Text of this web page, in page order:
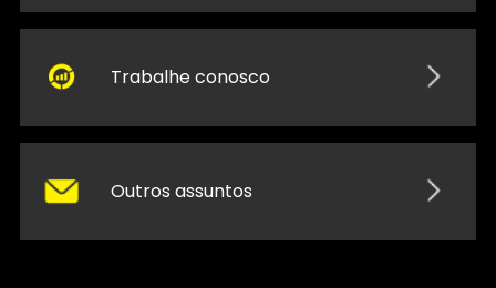
Trabalhe conosco
Outros assuntos